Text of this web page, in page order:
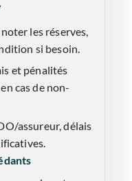
les réserves,
si besoin.
et pénalités
cas de non-
assureur, délais